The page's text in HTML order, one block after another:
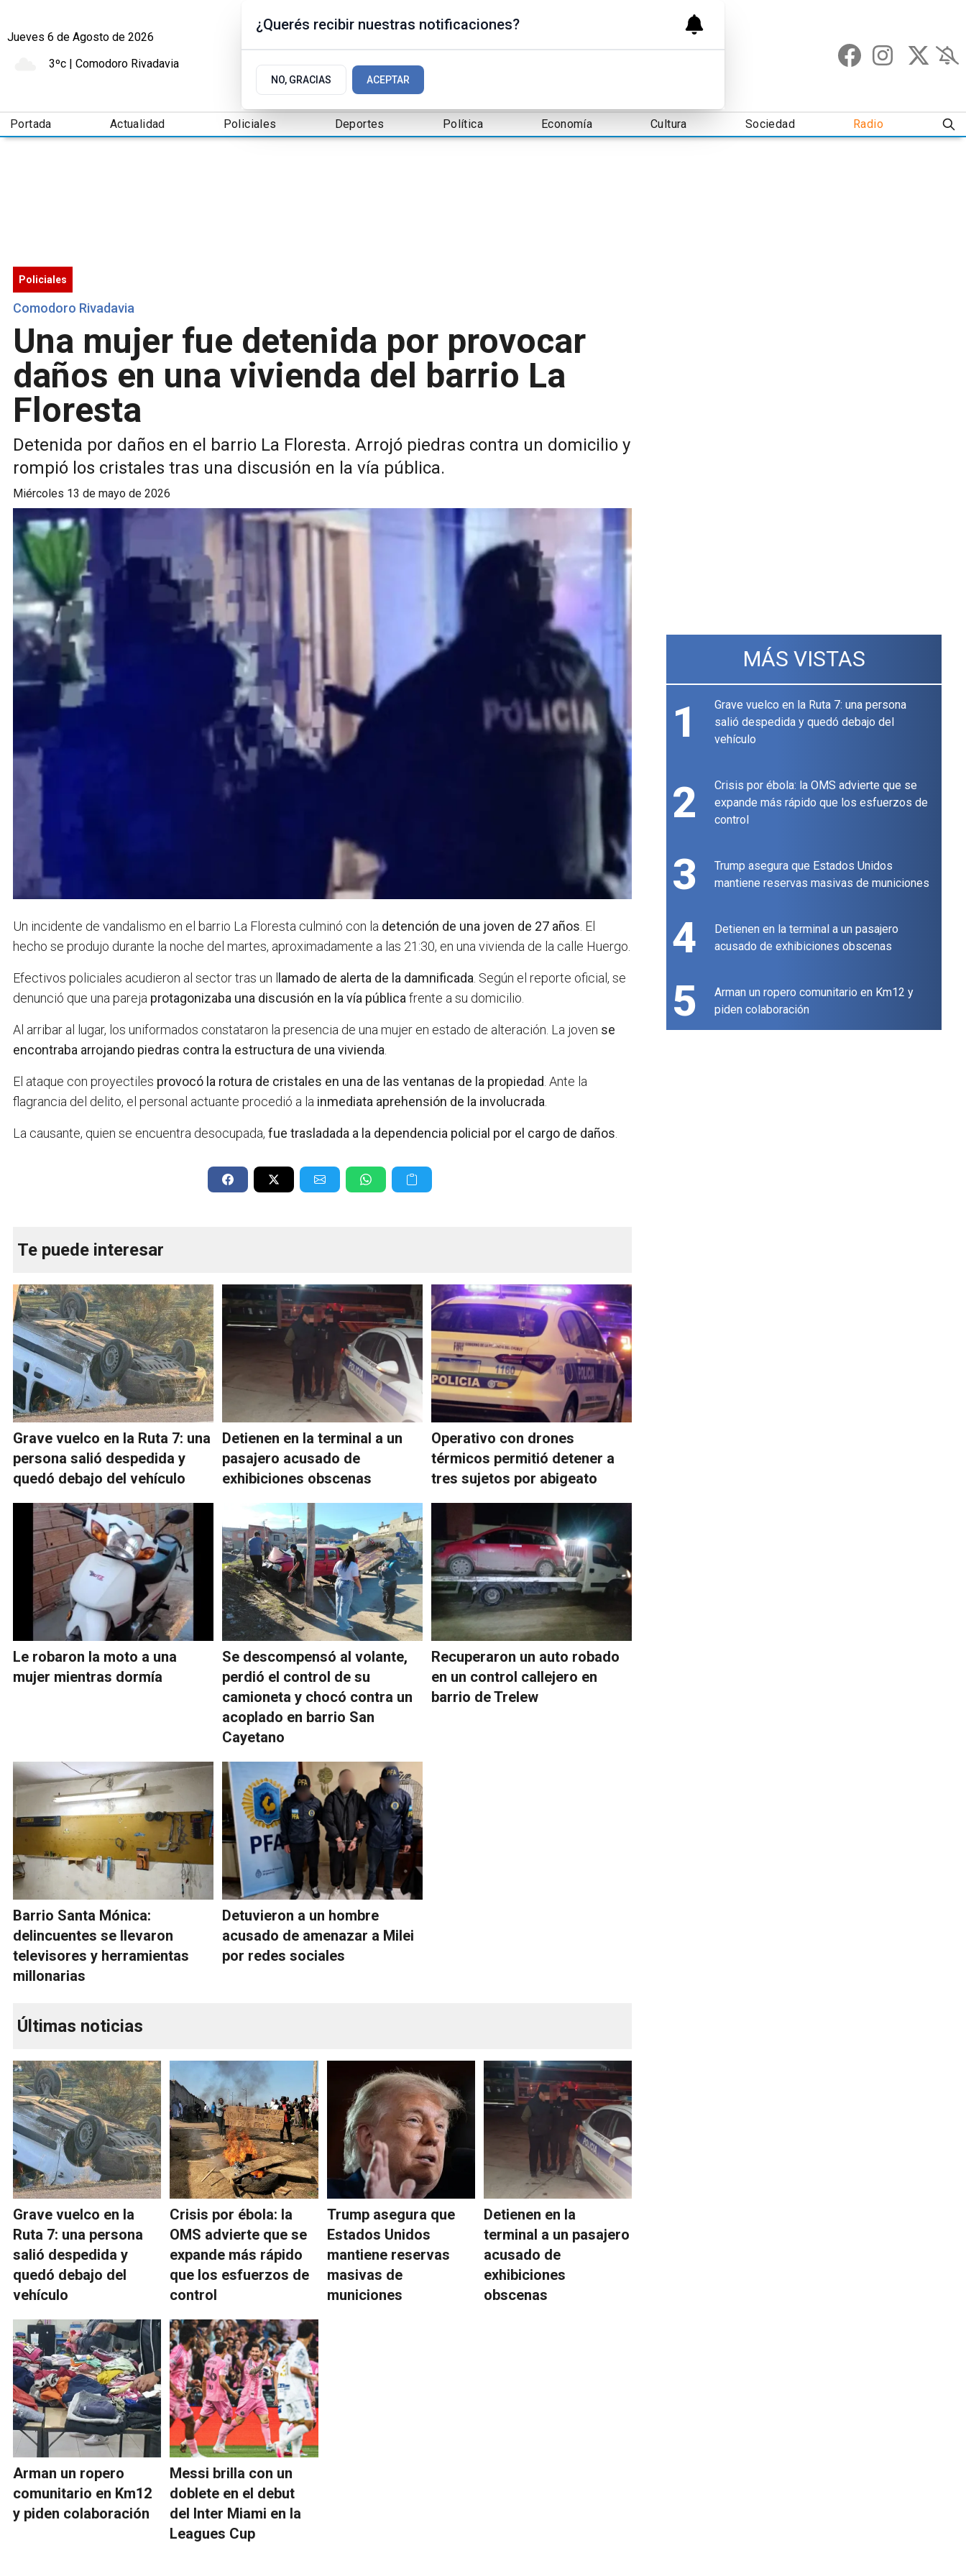
Jueves 6 de Agosto de 2026
3ºc | Comodoro Rivadavia
Portada Actualidad Policiales Deportes Política Economía Cultura Sociedad Radio
Policiales
Comodoro Rivadavia
Una mujer fue detenida por provocar
daños en una vivienda del barrio La
Floresta
Detenida por daños en el barrio La Floresta. Arrojó piedras contra un domicilio y
rompió los cristales tras una discusión en la vía pública.
miércoles 13 de mayo de 2026
Un incidente de vandalismo en el barrio La Floresta culminó con la detención de una joven de 27 años. El
hecho se produjo durante la noche del martes, aproximadamente a las 21:30, en una vivienda de la calle Huergo.
Efectivos policiales acudieron al sector tras un l lamado de alerta de la damnificada. Según el reporte oficial, se
denunció que una pareja protagonizaba una discusión en la vía públicafrente a su domicilio.
Al arribar al lugar, los uniformados constataron la presencia de una mujer en estado de alteración. La joven se
encontraba arrojando piedras contra la estructura de una vivienda.
El ataque con proyectiles provocó la rotura de cristales en una de las ventanas de la propiedad. Ante la
flagrancia del delito, el personal actuante procedió a la inmediata aprehensión de la involucrada.
La causante, quien se encuentra desocupada, fue trasladada a la dependencia policial por el cargo de daños.
Te puede interesar
Grave vuelco en la Ruta 7: una
persona salió despedida y
quedó debajo del vehículo
Detienen en la terminal a un
pasajero acusado de
exhibiciones obscenas
Operativo con drones
térmicos permitió detener a
tres sujetos por abigeato
Le robaron la moto a una
mujer mientras dormía
Se descompensó al volante,
perdió el control de su
camioneta y chocó contra un
acoplado en barrio San
Cayetano
Recuperaron un auto robado
en un control callejero en
barrio de Trelew
Barrio Santa Mónica:
delincuentes se llevaron
televisores y herramientas
millonarias
Detuvieron a un hombre
acusado de amenazar a Milei
por redes sociales
Últimas noticias
Grave vuelco en la
Ruta 7: una persona
salió despedida y
quedó debajo del
vehículo
Crisis por ébola: la
OMS advierte que se
expande más rápido
que los esfuerzos de
control
Trump asegura que
Estados Unidos
mantiene reservas
masivas de
municiones
Detienen en la
terminal a un pasajero
acusado de
exhibiciones
obscenas
Arman un ropero
comunitario en Km12
y piden colaboración
Messi brilla con un
doblete en el debut
del Inter Miami en la
Leagues Cup
MÁS VISTAS
1
Grave vuelco en la Ruta 7: una persona
salió despedida y quedó debajo del
vehículo
2
Crisis por ébola: la OMS advierte que se
expande más rápido que los esfuerzos de
control
3
Trump asegura que Estados Unidos
mantiene reservas masivas de municiones
4
Detienen en la terminal a un pasajero
acusado de exhibiciones obscenas
5
Arman un ropero comunitario en Km12 y
piden colaboración
¿Querés recibir nuestras notificaciones?
NO, GRACIAS ACEPTAR